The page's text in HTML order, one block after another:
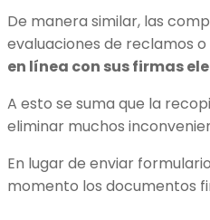
De manera similar, las
evaluaciones de reclamos
en línea con sus firmas
A esto se suma que la
eliminar muchos
En lugar de enviar
momento los documentos